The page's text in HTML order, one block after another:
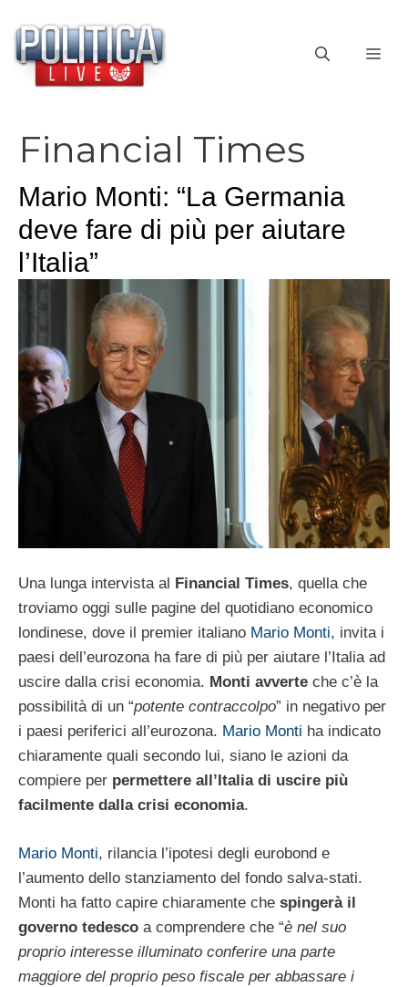
contenuto
Financial Times
Mario Monti: “La Germania
deve fare di più per aiutare
l’Italia”
Una lunga intervista al Financial Times, quella che
troviamo oggi sulle pagine del quotidiano economico
londinese, dove il premier italiano Mario Monti, invita i
paesi dell’eurozona ha fare di più per aiutare l’Italia ad
uscire dalla crisi economia. Monti avverte che c’è la
possibilità di un “potente contraccolpo” in negativo per
i paesi periferici all’eurozona. Mario Monti ha indicato
chiaramente quali secondo lui, siano le azioni da
compiere per permettere all’Italia di uscire più
facilmente dalla crisi economia.
Mario Monti, rilancia l’ipotesi degli eurobond e
l’aumento dello stanziamento del fondo salva-stati.
Monti ha fatto capire chiaramente che spingerà il
governo tedesco a comprendere che “è nel suo
proprio interesse illuminato conferire una parte
maggiore del proprio peso fiscale per abbassare i